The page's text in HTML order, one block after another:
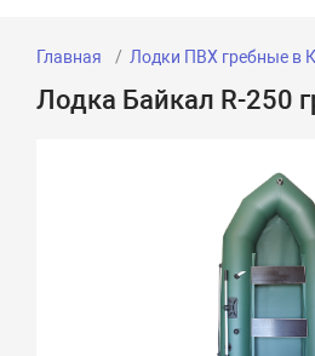
Главная Лодки ПВХ гребные в
Лодка Байкал R-250